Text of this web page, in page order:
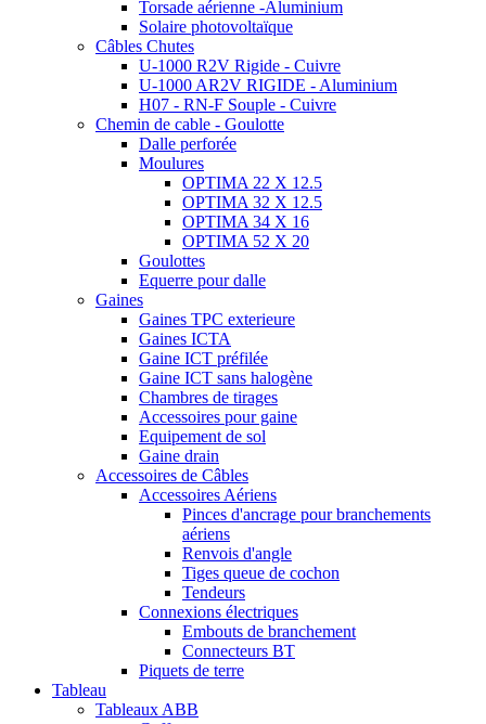
Torsade aérienne -Aluminium
Solaire photovoltaïque
Câbles Chutes
U-1000 R2V Rigide - Cuivre
U-1000 AR2V RIGIDE - Aluminium
H07 - RN-F Souple - Cuivre
Chemin de cable - Goulotte
Dalle perforée
Moulures
OPTIMA 22 X 12.5
OPTIMA 32 X 12.5
OPTIMA 34 X 16
OPTIMA 52 X 20
Goulottes
Equerre pour dalle
Gaines
Gaines TPC exterieure
Gaines ICTA
Gaine ICT préfilée
Gaine ICT sans halogène
Chambres de tirages
Accessoires pour gaine
Equipement de sol
Gaine drain
Accessoires de Câbles
Accessoires Aériens
Pinces d'ancrage pour branchements
aériens
Renvois d'angle
Tiges queue de cochon
Tendeurs
Connexions électriques
Embouts de branchement
Connecteurs BT
Piquets de terre
Tableau
Tableaux ABB